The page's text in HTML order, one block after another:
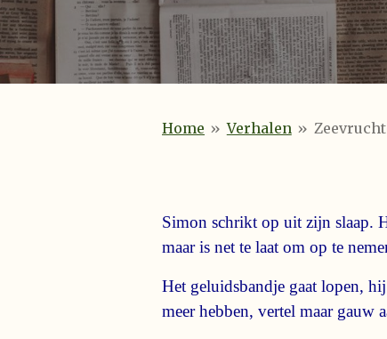
Home » Verhalen »
Simon schrikt op uit zijn slaap.
maar is net te laat om op te
Het geluidsbandje gaat lopen,
meer hebben, vertel maar